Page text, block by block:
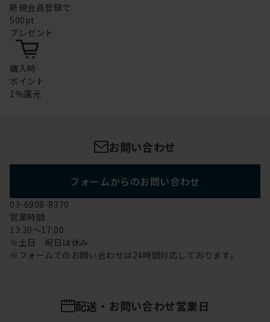
新規会員登録で
500pt
プレゼント
購入時
ポイント
1%還元
お問い合わせ
フォームからのお問い合わせ
03-6908-8370
営業時間
13:30～17:00
※土日 祝日は休み
※フォームでのお問い合わせは24時間対応しております。
配送・お問い合わせ営業日